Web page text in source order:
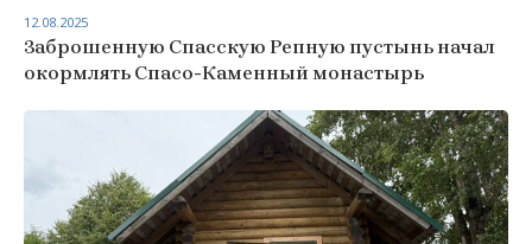
Заброшенную Спасскую Репную пустынь начал
окормлять Спасо-Каменный монастырь
12.08.2025